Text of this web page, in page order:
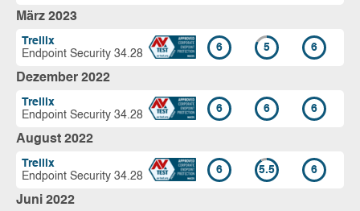
März 2023
Trellix
Endpoint Security 34.28
6 5 6
Dezember 2022
Trellix
Endpoint Security 34.28
6 6 6
August 2022
Trellix
Endpoint Security 34.28
6 5.5 6
Juni 2022